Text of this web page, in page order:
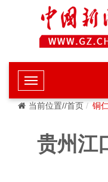
当前位置//首页 铜仁
贵州江